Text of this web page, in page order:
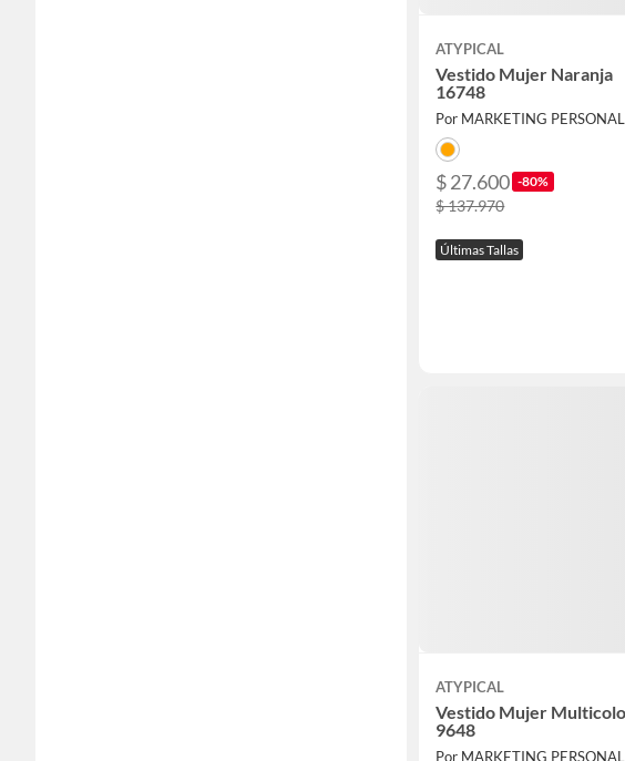
ATYPICAL
Vestido Mujer Naranja
16748
Por MARKETING PERSONAL
$ 27.600 -80%
$ 137.970
Últimas Tallas
ATYPICAL
Vestido Mujer
9648
Por MARKETING PERSONAL